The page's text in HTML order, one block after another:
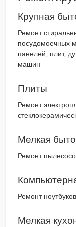
Крупная
Ремонт
посудомоечных
панелей, плит,
машин
Плиты
Ремонт
Мелкая
Ремонт
Ремонт
Мелкая